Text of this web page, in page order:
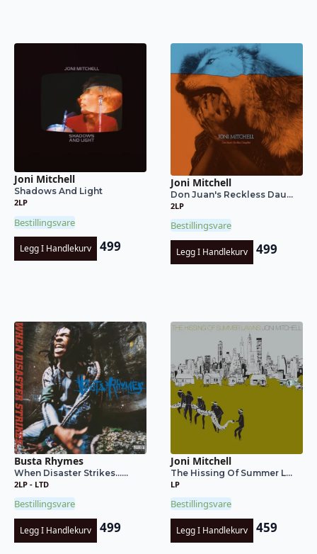
Joni Mitchell
Shadows And Light
2LP
Bestillingsvare
Legg I Handlekurv 499
Joni Mitchell
Don Juan's Reckless Dau...
2LP
Bestillingsvare
Legg I Handlekurv 499
Busta Rhymes
When Disaster Strikes…...
2LP - LTD
Bestillingsvare
Legg I Handlekurv 499
Joni Mitchell
The Hissing Of Summer L...
LP
Bestillingsvare
Legg I Handlekurv 459